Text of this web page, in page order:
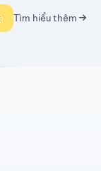
Tìm hiểu thêm